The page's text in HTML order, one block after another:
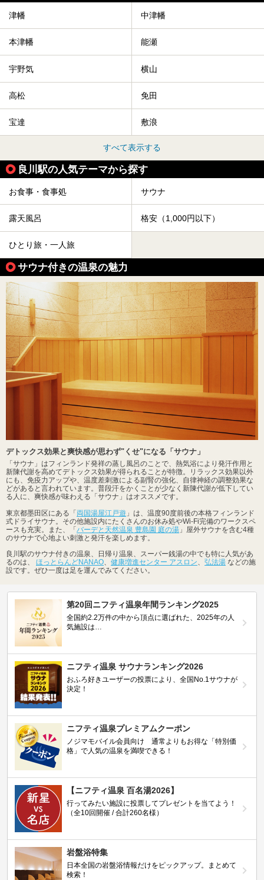
津幡 中津幡
本津幡 能瀬
宇野気 横山
高松 免田
宝達 敷浪
すべて表示する
良川駅の人気テーマから探す
お食事・食事処 サウナ
露天風呂 格安（1,000円以下）
ひとり旅・一人旅
サウナ付きの温泉の魅力
デトックス効果と爽快感が思わず"くせ"になる「サウナ」
「サウナ」はフィンランド発祥の蒸し風呂のことで、熱気浴により発汗作用と
新陳代謝を高めてデトックス効果が得られることが特徴。リラックス効果以外
にも、免疫力アップや、温度差刺激による副腎の強化、自律神経の調整効果な
どがあると言われています。普段汗をかくことが少なく新陳代謝が低下してい
る人に、爽快感が味わえる「サウナ」はオススメです。
東京都墨田区にある「両国湯屋江戸遊 」は、温度90度前後の本格フィンランド
式ドライサウナ。その他施設内にたくさんのお休み処やWi-Fi完備のワークスペ
ースも充実。また、「バーデと天然温泉 豊島園 庭の湯 」屋外サウナを含む4種
のサウナで心地よい刺激と発汗を楽しめます。
良川駅のサウナ付きの温泉、日帰り温泉、スーパー銭湯の中でも特に人気があ
るのは、 ほっとらんどNANAO 健康増進センター アスロン 弘法湯 などの施
設です。ぜひ一度は足を運んでみてください。
第20回ニフティ温泉年間ランキング2025
全国約2.2万件の中から頂点に選ばれた、2025年の人
気施設は…
ニフティ温泉 サウナランキング2026
おふろ好きユーザーの投票により、全国No.1サウナが
決定！
ニフティ温泉プレミアムクーポン
ノジマモバイル会員向け 通常よりもお得な「特別価
格」で人気の温泉を満喫できる！
【ニフティ温泉 百名湯2026】
行ってみたい施設に投票してプレゼントを当てよう！
（全10回開催 / 合計260名様）
岩盤浴特集
日本全国の岩盤浴情報だけをピックアップ。まとめて
検索！